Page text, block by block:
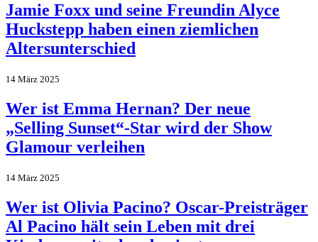
Jamie Foxx und seine Freundin Alyce
Huckstepp haben einen ziemlichen
Altersunterschied
14 März 2025
Wer ist Emma Hernan? Der neue
„Selling Sunset“-Star wird der Show
Glamour verleihen
14 März 2025
Wer ist Olivia Pacino? Oscar-Preisträger
Al Pacino hält sein Leben mit drei